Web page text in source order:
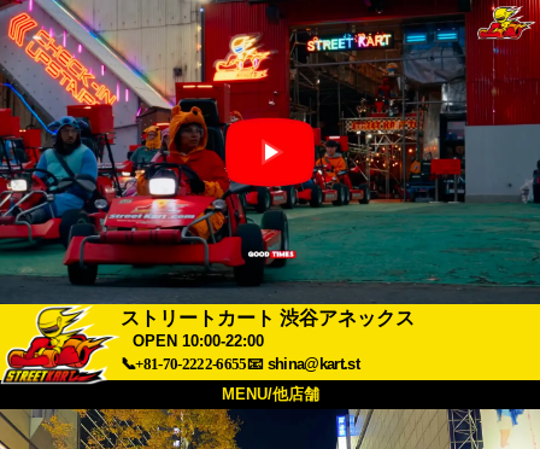
ストリートカート 渋谷アネックス
OPEN 10:00-22:00
📞+81-70-2222-6655📧 shina@kart.st
MENU/他店舗